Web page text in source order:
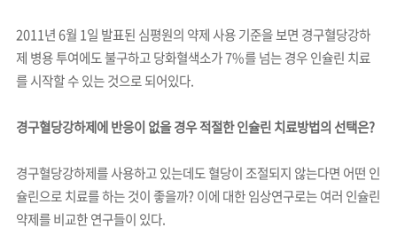
2011년 6월 1일 발표된 심평원의 약제 사용 기준을 보면 경구혈당강하
제 병용 투여에도 불구하고 당화혈색소가 7%를 넘는 경우 인슐린 치료
를 시작할 수 있는 것으로 되어있다.
경구혈당강하제에 반응이 없을 경우 적절한 인슐린 치료방법의 선택은?
경구혈당강하제를 사용하고 있는데도 혈당이 조절되지 않는다면 어떤 인
슐린으로 치료를 하는 것이 좋을까? 이에 대한 임상연구로는 여러 인슐린
약제를 비교한 연구들이 있다.